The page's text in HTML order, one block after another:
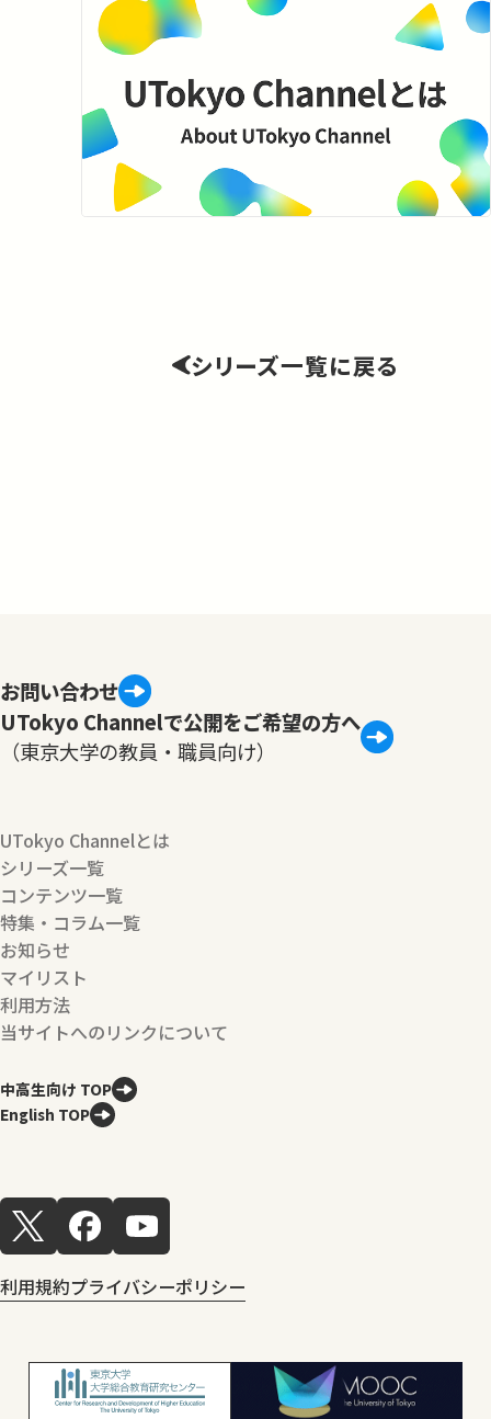
シリーズ一覧に戻る
お問い合わせ
UTokyo Channelで公開をご希望の方へ
（東京大学の教員・職員向け）
UTokyo Channelとは
シリーズ一覧
コンテンツ一覧
特集・コラム一覧
お知らせ
マイリスト
利用方法
当サイトへのリンクについて
中高生向け TOP
English TOP
利用規約プライバシーポリシー